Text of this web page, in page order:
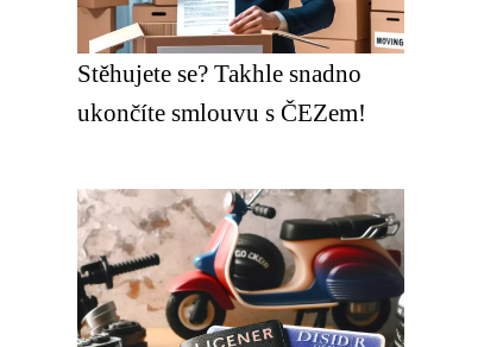
Stěhujete se? Takhle snadno
ukončíte smlouvu s ČEZem!